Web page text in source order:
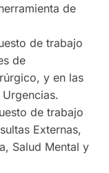
de
de trabajo
de
y en las
de trabajo
Externas,
Salud Mental y